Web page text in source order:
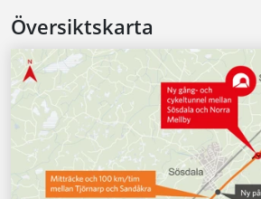
Översiktskarta